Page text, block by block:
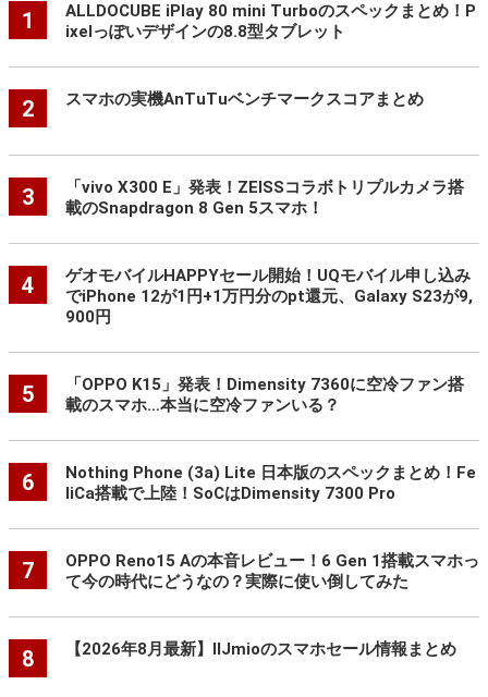
1
ALLDOCUBE iPlay 80 mini Turboのスペックまとめ！P
ixelっぽいデザインの8.8型タブレット
2 スマホの実機AnTuTuベンチマークスコアまとめ
3
「vivo X300 E」発表！ZEISSコラボトリプルカメラ搭
載のSnapdragon 8 Gen 5スマホ！
4
ゲオモバイルHAPPYセール開始！UQモバイル申し込み
でiPhone 12が1円+1万円分のpt還元、Galaxy S23が9,
900円
5
「OPPO K15」発表！Dimensity 7360に空冷ファン搭
載のスマホ…本当に空冷ファンいる？
6
Nothing Phone (3a) Lite 日本版のスペックまとめ！Fe
liCa搭載で上陸！SoCはDimensity 7300 Pro
7
OPPO Reno15 Aの本音レビュー！6 Gen 1搭載スマホっ
て今の時代にどうなの？実際に使い倒してみた
8 【2026年8月最新】IIJmioのスマホセール情報まとめ